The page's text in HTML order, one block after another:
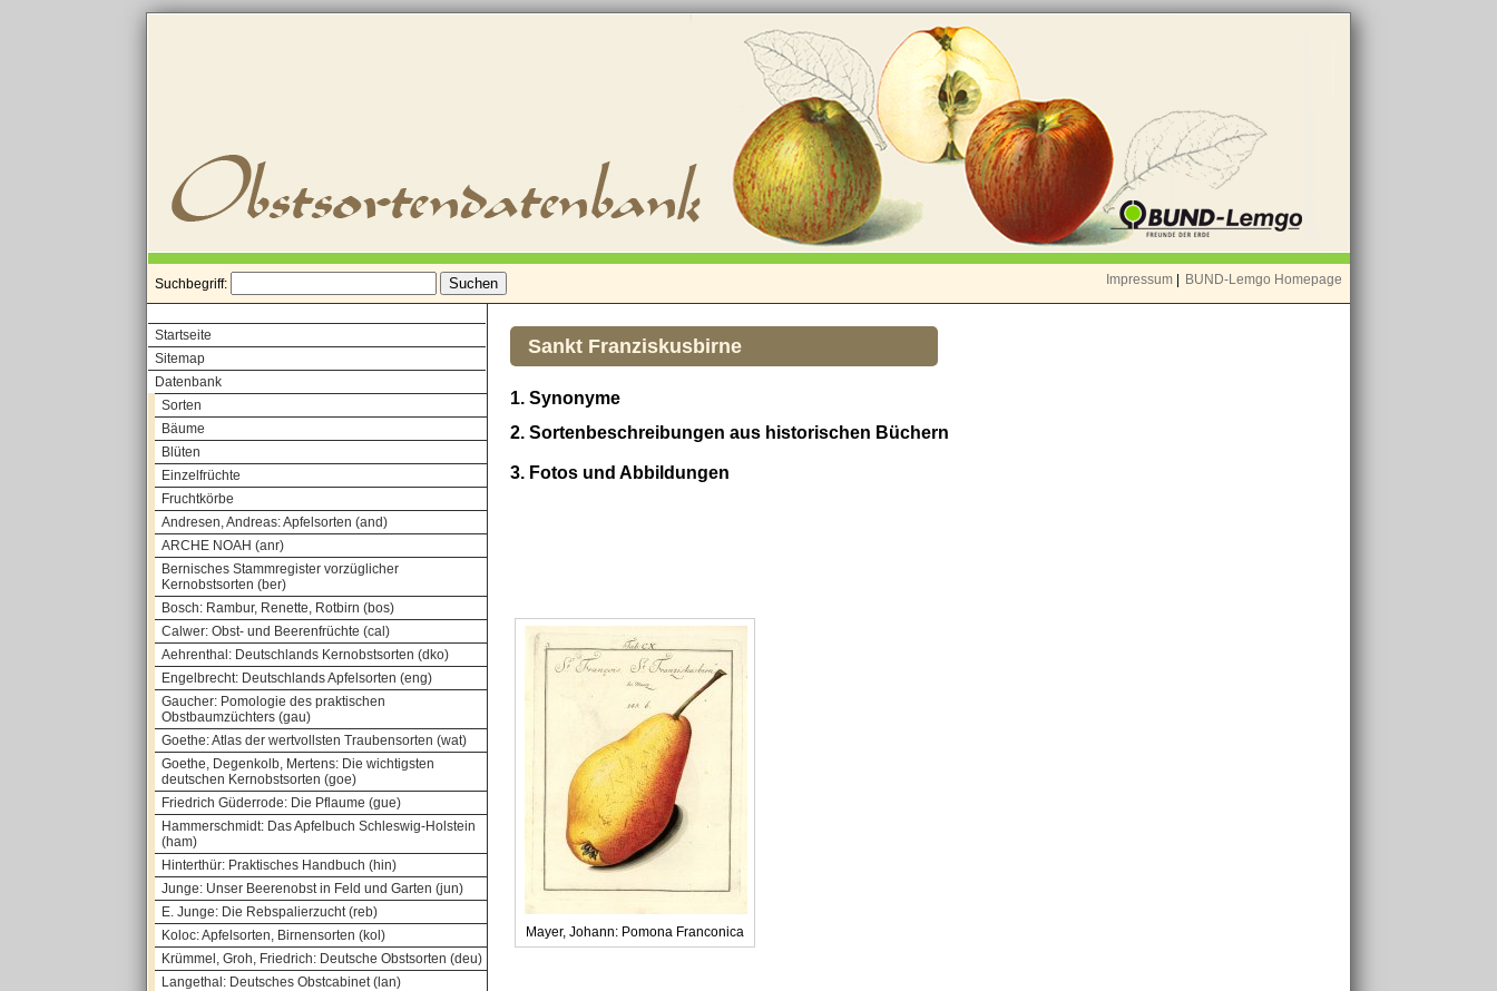
Suchbegriff: Impressum BUND-Lemgo Homepage
Startseite
Sitemap
Datenbank
Sorten
Bäume
Blüten
Einzelfrüchte
Fruchtkörbe
Andresen, Andreas: Apfelsorten (and)
ARCHE NOAH (anr)
Bernisches Stammregister vorzüglicher
Kernobstsorten (ber)
Bosch: Rambur, Renette, Rotbirn (bos)
Calwer: Obst- und Beerenfrüchte (cal)
Aehrenthal: Deutschlands Kernobstsorten (dko)
Engelbrecht: Deutschlands Apfelsorten (eng)
Gaucher: Pomologie des praktischen
Obstbaumzüchters (gau)
Goethe: Atlas der wertvollsten Traubensorten (wat)
Goethe, Degenkolb, Mertens: Die wichtigsten
deutschen Kernobstsorten (goe)
Friedrich Güderrode: Die Pflaume (gue)
Hammerschmidt: Das Apfelbuch Schleswig-Holstein
(ham)
Hinterthür: Praktisches Handbuch (hin)
Junge: Unser Beerenobst in Feld und Garten (jun)
E. Junge: Die Rebspalierzucht (reb)
Koloc: Apfelsorten, Birnensorten (kol)
Krümmel, Groh, Friedrich: Deutsche Obstsorten (deu)
Langethal: Deutsches Obstcabinet (lan)
Sankt Franziskusbirne
1. Synonyme
2. Sortenbeschreibungen aus historischen Büchern
3. Fotos und Abbildungen
Mayer, Johann: Pomona Franconica